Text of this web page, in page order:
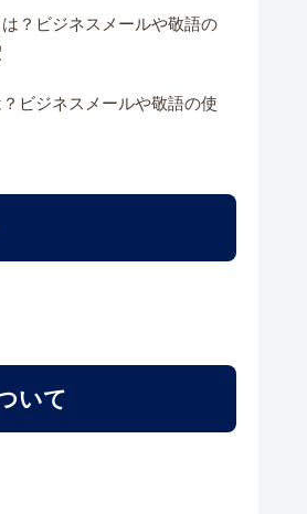
は？ビジネスメールや敬語の
？ビジネスメールや敬語の使
いて